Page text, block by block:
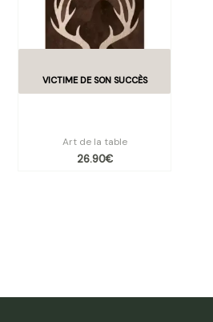
Art de la table
26.90€